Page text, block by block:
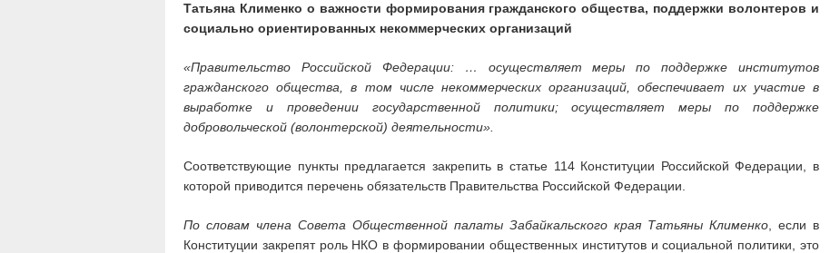
Татьяна Клименко о важности формирования гражданского общества, поддержки волонтеров и
социально ориентированных некоммерческих организаций
«Правительство Российской Федерации: … осуществляет меры по поддержке институтов
гражданского общества, в том числе некоммерческих организаций, обеспечивает их участие в
выработке и проведении государственной политики; осуществляет меры по поддержке
добровольческой (волонтерской) деятельности».
Соответствующие пункты предлагается закрепить в статье 114 Конституции Российской Федерации, в
которой приводится перечень обязательств Правительства Российской Федерации.
По словам члена Совета Общественной палаты Забайкальского края Татьяны Клименко , если в
Конституции закрепят роль НКО в формировании общественных институтов и социальной политики, это